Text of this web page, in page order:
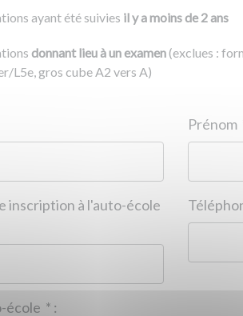
ayant été suivies il y a moins de 2 ans
donnant lieu à un examen(exclues :
L5e, gros cube A2 vers A)
inscription à l'auto-école
* :